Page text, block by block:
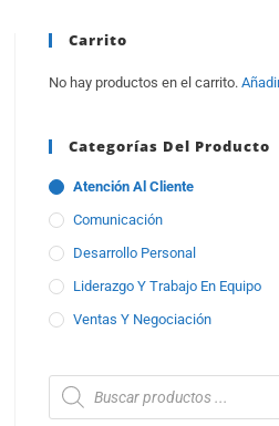
Carrito
No hay productos en el carrito.
Categorías Del Producto
Atención Al Cliente
Comunicación
Desarrollo Personal
Liderazgo Y Trabajo En Equipo
Ventas Y Negociación